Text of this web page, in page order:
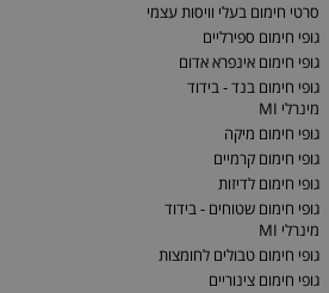
סרטי חימום בעלי וויסות עצמי
גופי חימום ספירליים
גופי חימום אינפרא אדום
גופי חימום בנד - בידוד
מינרלי MI
גופי חימום מיקה
גופי חימום קרמיים
גופי חימום לדיזות
גופי חימום שטוחים - בידוד
מינרלי MI
גופי חימום טבולים לחומצות
גופי חימום צינוריים